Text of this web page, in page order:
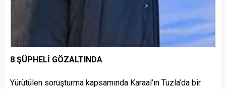
8 ŞÜPHELİ GÖZALTINDA
Yürütülen soruşturma kapsamında Karaal’ın Tuzla’da bir